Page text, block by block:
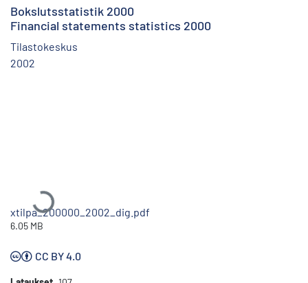
Bokslutsstatistik 2000
Financial statements statistics 2000
Tilastokeskus
2002
Ladataan...
xtilpa_200000_2002_dig.pdf
6.05 MB
CC BY 4.0